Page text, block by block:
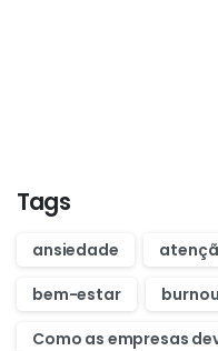
Tags
ansiedade
bem-estar
Como as empresas